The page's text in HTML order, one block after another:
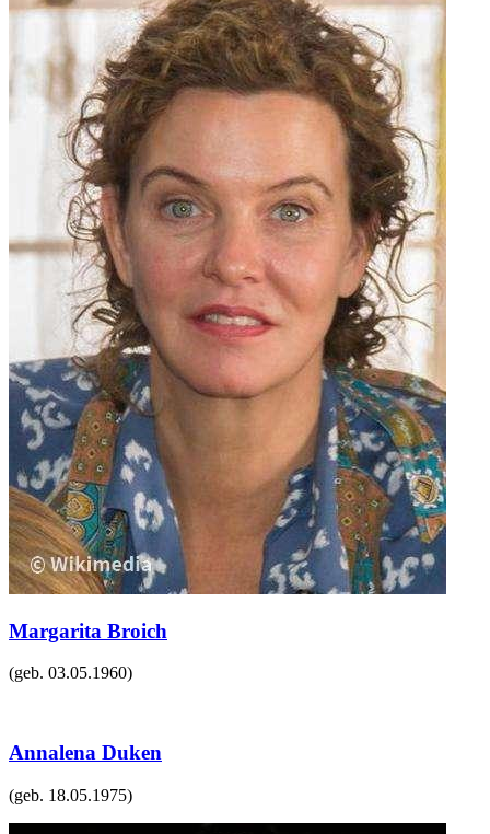
Margarita Broich
(geb. 03.05.1960)
Annalena Duken
(geb. 18.05.1975)